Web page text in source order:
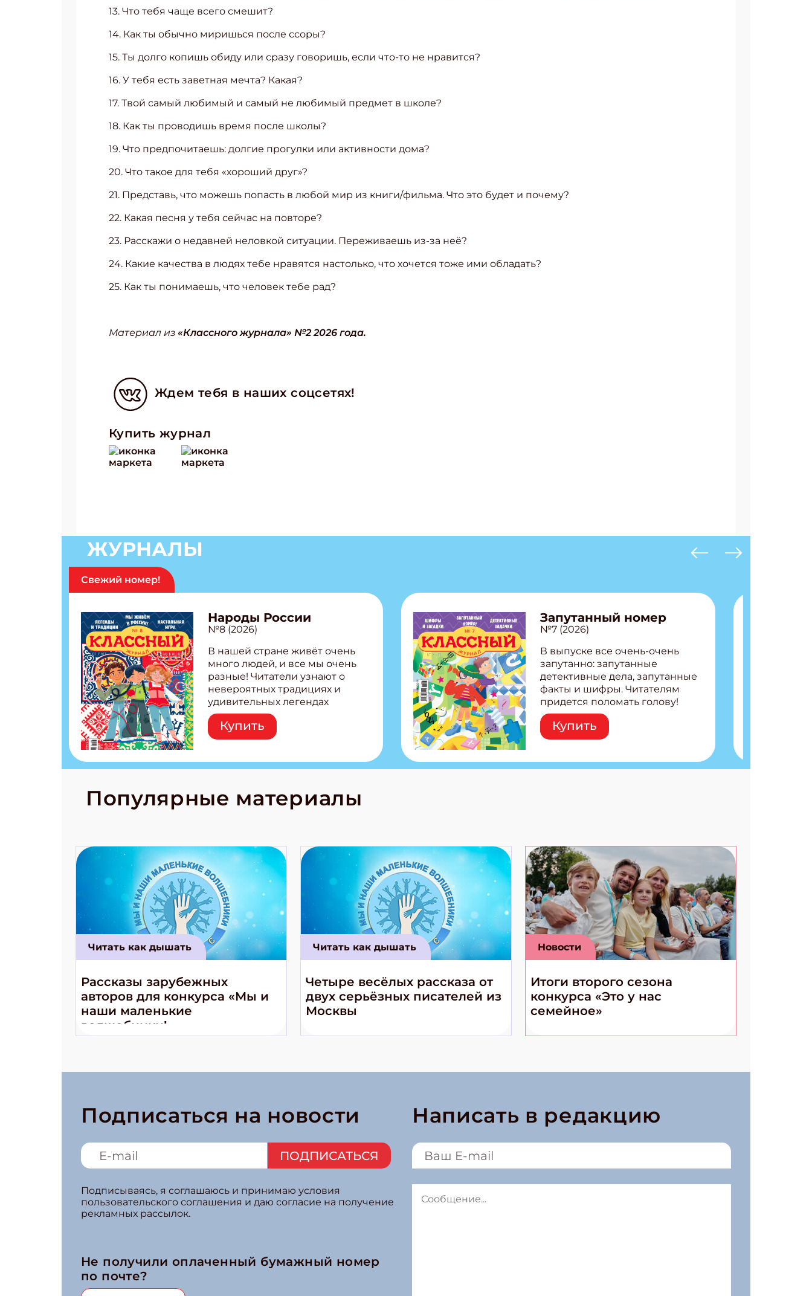
13. Что тебя чаще всего смешит?
14. Как ты обычно миришься после ссоры?
15. Ты долго копишь обиду или сразу говоришь, если что-то не нравится?
16. У тебя есть заветная мечта? Какая?
17. Твой самый любимый и самый не любимый предмет в школе?
18. Как ты проводишь время после школы?
19. Что предпочитаешь: долгие прогулки или активности дома?
20. Что такое для тебя «хороший друг»?
21. Представь, что можешь попасть в любой мир из книги/фильма. Что это будет и почему?
22. Какая песня у тебя сейчас на повторе?
23. Расскажи о недавней неловкой ситуации. Переживаешь из-за неё?
24. Какие качества в людях тебе нравятся настолько, что хочется тоже ими обладать?
25. Как ты понимаешь, что человек тебе рад?
Материал из «Классного журнала» №2 2026 года.
Ждем тебя в наших соцсетях!
Купить журнал
ЖУРНАЛЫ
Свежий номер!
Народы России
№8 (2026)
В нашей стране живёт очень
много людей, и все мы очень
разные! Читатели узнают о
невероятных традициях и
удивительных легендах
народов России! Внутри:
Легенды татар, башкир и
бурятов Настольная игра
странные слова Традиционные
космические приключения!
Купить
Запутанный номер
№7 (2026)
В выпуске все очень-очень
запутанно: запутанные
детективные дела, запутанные
факты и шифры. Читателям
придется поломать голову!
Внутри: Шифры и
расшифровки Плетем
запутанные поделки
Ищем коды 3 комикса
Купить
Популярные материалы
Читать как дышать
Рассказы зарубежных
авторов для конкурса «Мы и
наши маленькие
волшебники!»
Читать как дышать
Четыре весёлых рассказа от
двух серьёзных писателей из
Москвы
Новости
Итоги второго сезона
конкурса «Это у нас
семейное»
Подписаться на новости
ПОДПИСАТЬСЯ
Подписываясь, я соглашаюсь и принимаю условия
пользовательского соглашения и даю согласие на получение
рекламных рассылок.
Не получили оплаченный бумажный номер
по почте?
Написать в редакцию